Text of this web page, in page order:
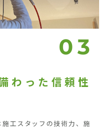
わった信頼性
工スタッフの技術力、施